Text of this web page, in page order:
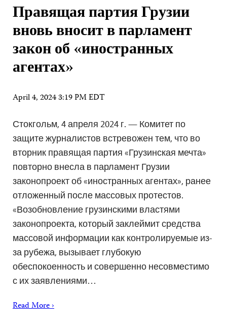
Правящая партия Грузии
вновь вносит в парламент
закон об «иностранных
агентах»
April 4, 2024 3:19 PM EDT
Стокгольм, 4 апреля 2024 г. — Комитет по
защите журналистов встревожен тем, что во
вторник правящая партия «Грузинская мечта»
повторно внесла в парламент Грузии
законопроект об «иностранных агентах», ранее
отложенный после массовых протестов.
«Возобновление грузинскими властями
законопроекта, который заклеймит средства
массовой информации как контролируемые из-
за рубежа, вызывает глубокую
обеспокоенность и совершенно несовместимо
с их заявлениями…
Read More ›